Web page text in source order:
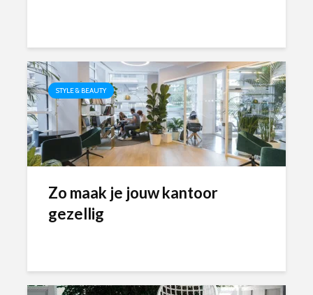
STYLE & BEAUTY
Zo maak je jouw kantoor
gezellig